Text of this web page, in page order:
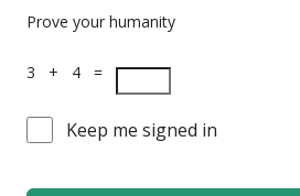
Prove your humanity
3 + 4 =
Keep me signed in